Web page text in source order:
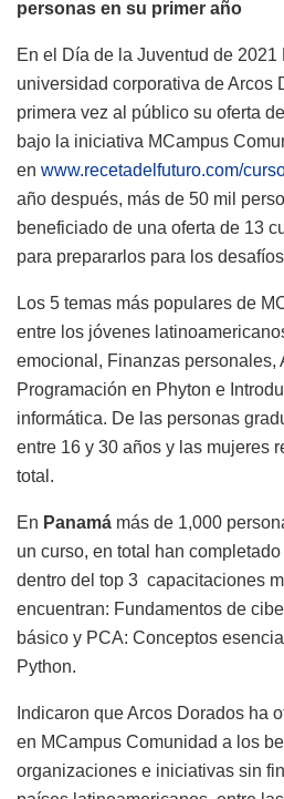
personas en su primer año
En el Día de la Juventud de
universidad corporativa de Arcos
primera vez al público su oferta
bajo la iniciativa MCampus
en www.recetadelfuturo.com/
año después, más de 50 mil
beneficiado de una oferta de 13
para prepararlos para los
Los 5 temas más populares de
entre los jóvenes
emocional, Finanzas personales,
Programación en Phyton e
informática. De las personas
entre 16 y 30 años y las mujeres
total.
En Panamá más de 1,000
un curso, en total han
dentro del top 3 capacitaciones
encuentran: Fundamentos de
básico y PCA: Conceptos
Python.
Indicaron que Arcos Dorados ha
en MCampus Comunidad a los
organizaciones e iniciativas sin